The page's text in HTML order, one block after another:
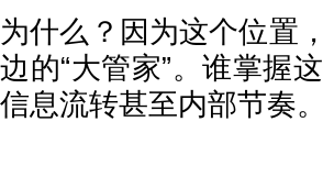
为什么？因为这个位置
边的“大管家”。谁掌握
信息流转甚至内部节奏。